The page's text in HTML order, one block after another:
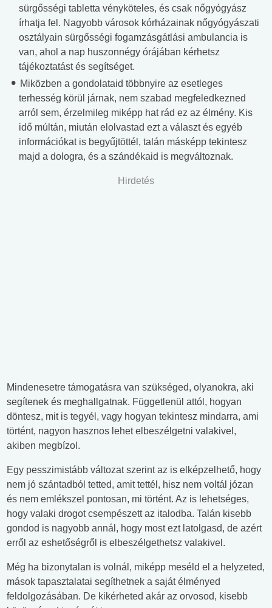
sürgősségi tabletta vényköteles, és csak nőgyógyász
írhatja fel. Nagyobb városok kórházainak nőgyógyászati
osztályain sürgősségi fogamzásgátlási ambulancia is
van, ahol a nap huszonnégy órájában kérhetsz
tájékoztatást és segítséget.
Miközben a gondolataid többnyire az esetleges
terhesség körül járnak, nem szabad megfeledkezned
arról sem, érzelmileg miképp hat rád ez az élmény. Kis
idő múltán, miután elolvastad ezt a választ és egyéb
információkat is begyűjtöttél, talán másképp tekintesz
majd a dologra, és a szándékaid is megváltoznak.
Hirdetés
Mindenesetre támogatásra van szükséged, olyanokra, aki
segítenek és meghallgatnak. Függetlenül attól, hogyan
döntesz, mit is tegyél, vagy hogyan tekintesz mindarra, ami
történt, nagyon hasznos lehet elbeszélgetni valakivel,
akiben megbízol.
Egy pesszimistább változat szerint az is elképzelhető, hogy
nem jó szántadból tetted, amit tettél, hisz nem voltál józan
és nem emlékszel pontosan, mi történt. Az is lehetséges,
hogy valaki drogot csempészett az italodba. Talán kisebb
gondod is nagyobb annál, hogy most ezt latolgasd, de azért
erről az eshetőségről is elbeszélgethetsz valakivel.
Még ha bizonytalan is volnál, miképp meséld el a helyzeted,
mások tapasztalatai segíthetnek a saját élményed
feldolgozásában. De kikérheted akár az orvosod, kisebb